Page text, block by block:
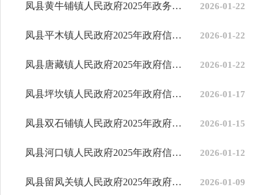
凤县黄牛铺镇人民政府2025年政务信息公开工作年度报告 2026-01-22
凤县平木镇人民政府2025年政府信息公开工作年度报告 2026-01-22
凤县唐藏镇人民政府2025年政府信息公开工作年度报告 2026-01-22
凤县坪坎镇人民政府2025年政府信息公开工作年度报告 2026-01-17
凤县双石铺镇人民政府2025年政府信息公开工作年度报告 2026-01-15
凤县河口镇人民政府2025年政府信息公开工作年度报告 2026-01-12
凤县留凤关镇人民政府2025年政府信息公开工作年度报告 2026-01-09